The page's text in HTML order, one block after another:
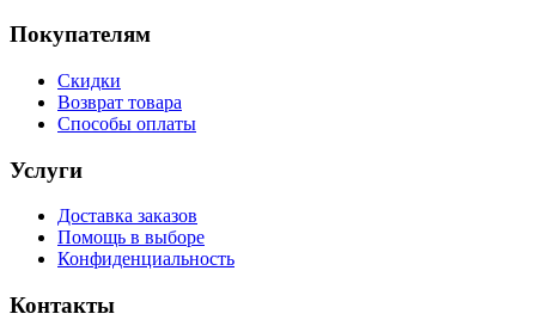
Покупателям
Скидки
Возврат товара
Способы оплаты
Услуги
Доставка заказов
Помощь в выборе
Конфиденциальность
Контакты